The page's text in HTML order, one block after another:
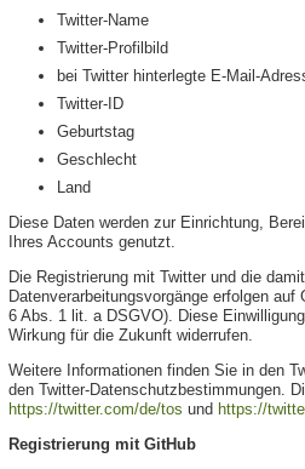
Twitter-Name
Twitter-Profilbild
bei Twitter hinterlegte E-Mail-
Twitter-ID
Geburtstag
Geschlecht
Land
Diese Daten werden zur Einrichtung,
Ihres Accounts genutzt.
Die Registrierung mit Twitter und die
Datenverarbeitungsvorgänge erfolgen auf
6 Abs. 1 lit. a DSGVO). Diese
Wirkung für die Zukunft widerrufen.
Weitere Informationen finden Sie in den
den Twitter-Datenschutzbestimmungen.
https://twitter.com/de/tos und https://
Registrierung mit GitHub